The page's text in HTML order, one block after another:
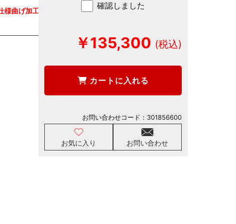
曲げ加工仕
確認しました
￥135,300
カートに入れる
お気に入り お問い合わせ
お問い合わせコード： 301856600